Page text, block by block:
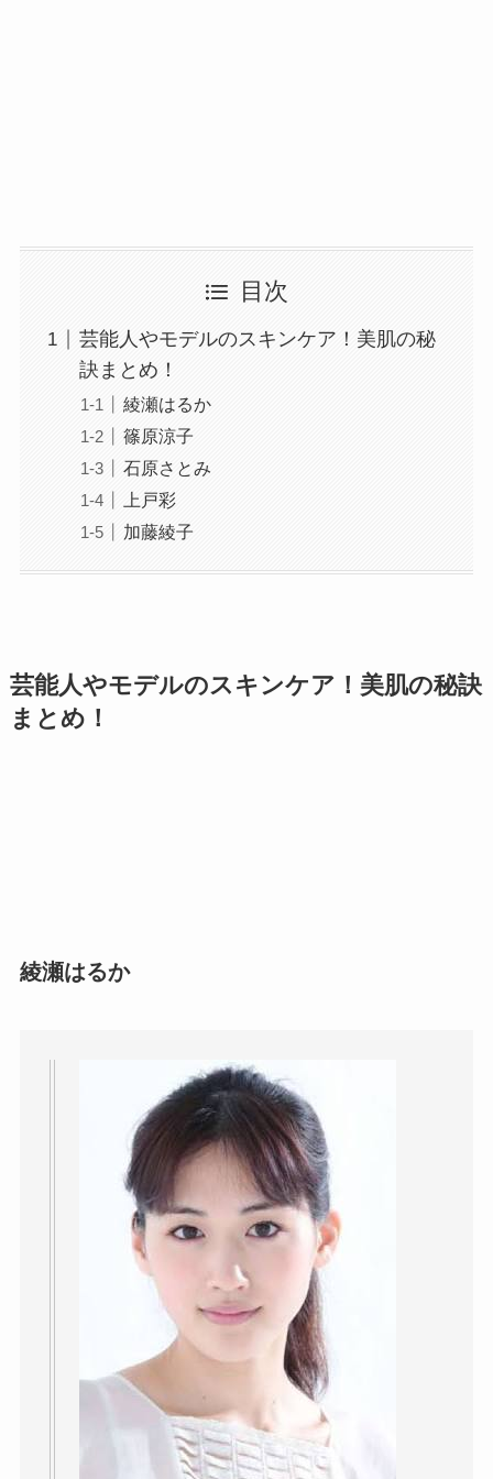
目次
芸能人やモデルのスキンケア！美肌の秘
訣まとめ！
綾瀬はるか
篠原涼子
石原さとみ
上戸彩
加藤綾子
芸能人やモデルのスキンケア！美肌の秘訣
まとめ！
綾瀬はるか